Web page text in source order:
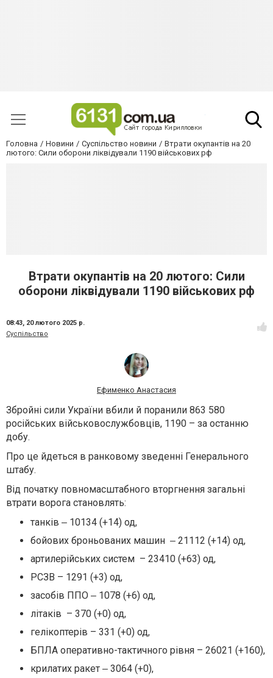
Головна Новини Суспільство новини
Втрати окупантів на 20
лютого: Сили оборони ліквідували 1190 військових рф
Втрати окупантів на 20 лютого: Сили
оборони ліквідували 1190 військових рф
08:43, 20 лютого 2025 р.
Суспільство
Ефименко Анастасия
Збройні сили України вбили й поранили 863 580
російських військовослужбовців, 1190 – за останню
добу.
Про це йдеться в ранковому зведенні Генерального
штабу.
Від початку повномасштабного вторгнення загальні
втрати ворога становлять:
танків ‒ 10134 (+14) од,
бойових броньованих машин ‒ 21112 (+14) од,
артилерійських систем – 23410 (+63) од,
РСЗВ – 1291 (+3) од,
засобів ППО ‒ 1078 (+6) од,
літаків – 370 (+0) од,
гелікоптерів – 331 (+0) од,
БПЛА оперативно-тактичного рівня – 26021 (+160),
крилатих ракет ‒ 3064 (+0),